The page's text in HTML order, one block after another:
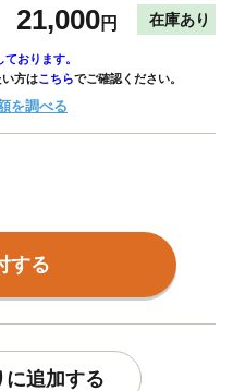
21,000円 在庫あり
ております。
い方はこちらでご確認ください。
を調べる
する
に追加する